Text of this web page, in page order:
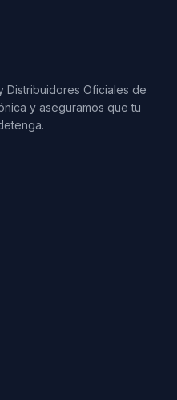
Oficiales de
y aseguramos que tu